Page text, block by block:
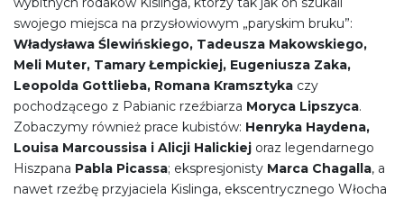
swojego miejsca na przysłowiowym „paryskim bruku”:
Władysława Ślewińskiego, Tadeusza Makowskiego,
Meli Muter, Tamary Łempickiej, Eugeniusza Zaka,
Leopolda Gottlieba, Romana Kramsztyka czy
pochodzącego z Pabianic rzeźbiarza Moryca Lipszyca.
Zobaczymy również prace kubistów: Henryka Haydena,
Louisa Marcoussisa i Alicji Halickiej oraz legendarnego
Hiszpana Pabla Picassa; ekspresjonisty Marca Chagalla, a
nawet rzeźbę przyjaciela Kislinga, ekscentrycznego Włocha